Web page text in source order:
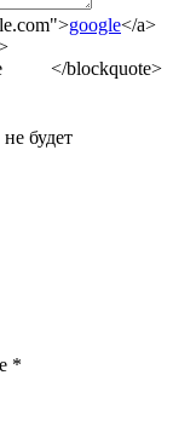
google</a>
</blockquote>
будет
*